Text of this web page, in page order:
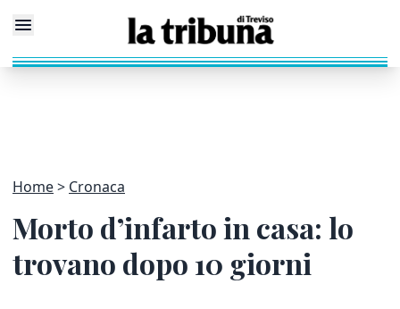
Home Cronaca
Morto d’infarto in casa: lo
trovano dopo 10 giorni